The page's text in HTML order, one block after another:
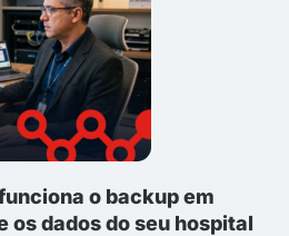
o backup em
os dados do seu hospital